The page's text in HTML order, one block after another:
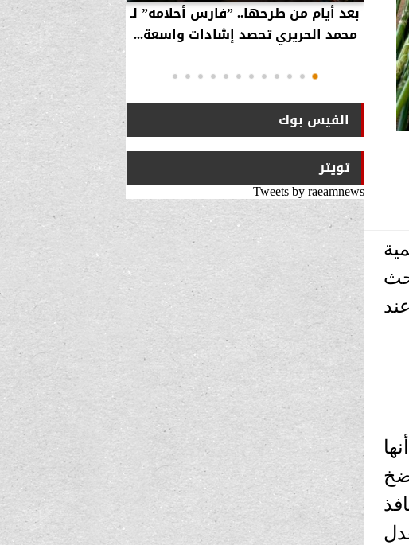
عند
ضخ
بعد أيام من طرحها.. ”فارس أحلامه” لـ
محمد الحريري تحصد إشادات واسعة...
بالفيديو…
استراتيجية
انتقلت
الفيس بوك
تويتر
Tweets by raeamnews